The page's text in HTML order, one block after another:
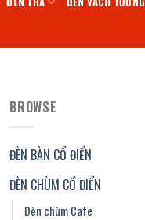
BROWSE
ĐÈN BÀN CỔ ĐIỂN
ĐÈN CHÙM CỔ ĐIỂN
Đèn chùm Cafe